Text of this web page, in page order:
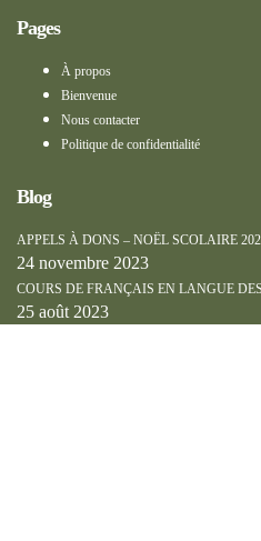
Pages
À propos
Bienvenue
Nous contacter
Politique de confidentialité
Blog
APPELS À DONS – NOËL SCOLAIRE
24 novembre 2023
COURS DE FRANÇAIS EN LANGUE
25 août 2023